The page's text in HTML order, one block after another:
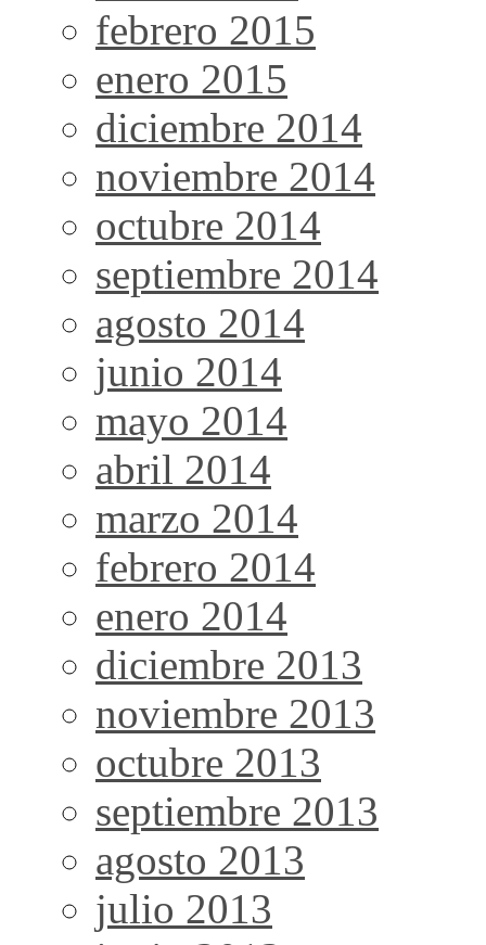
febrero 2015
enero 2015
diciembre 2014
noviembre 2014
octubre 2014
septiembre 2014
agosto 2014
junio 2014
mayo 2014
abril 2014
marzo 2014
febrero 2014
enero 2014
diciembre 2013
noviembre 2013
octubre 2013
septiembre 2013
agosto 2013
julio 2013